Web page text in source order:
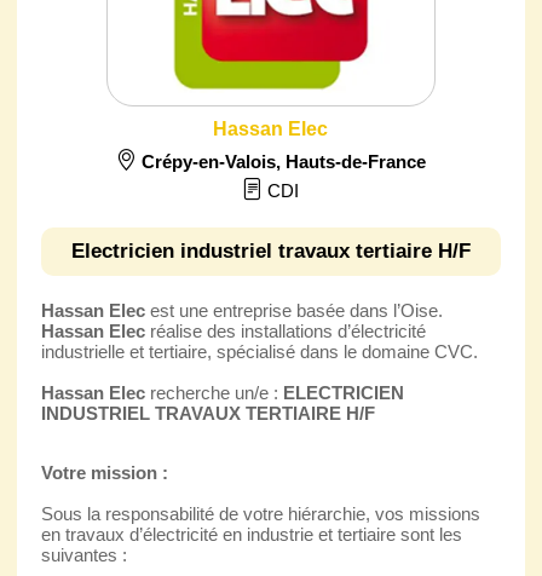
Hassan Elec
Crépy-en-Valois, Hauts-de-France
CDI
Electricien industriel travaux tertiaire H/F
Hassan Elecest une entreprise basée dans l’Oise.
Hassan Elecréalise des installations d’électricité
industrielle et tertiaire, spécialisé dans le domaine CVC.
Hassan Elecrecherche un/e : ELECTRICIEN
INDUSTRIEL TRAVAUX TERTIAIRE H/F
Votre mission :
Sous la responsabilité de votre hiérarchie, vos missions
en travaux d’électricité en industrie et tertiaire sont les
suivantes :